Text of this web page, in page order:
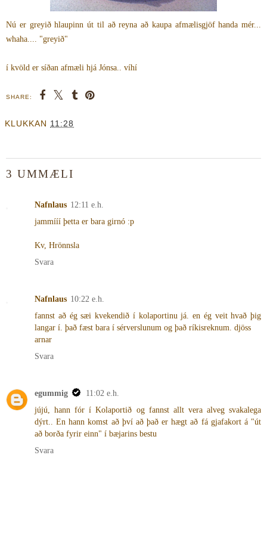
Nú er greyið hlaupinn út til að reyna að kaupa afmælisgjöf handa mér...
whaha.... "greyið"
í kvöld er síðan afmæli hjá Jónsa.. víhí
SHARE:
KLUKKAN 11:28
3 UMMÆLI
Nafnlaus 12:11 e.h.
jammííí þetta er bara girnó :p
Kv, Hrönnsla
Svara
Nafnlaus 10:22 e.h.
fannst að ég sæi kvekendið í kolaportinu já. en ég veit hvað þig
langar í. það fæst bara í sérverslunum og það ríkisreknum. djöss
arnar
Svara
egummig
11:02 e.h.
jújú, hann fór í Kolaportið og fannst allt vera alveg svakalega
dýrt.. En hann komst að því að það er hægt að fá gjafakort á "út
að borða fyrir einn" í bæjarins bestu
Svara